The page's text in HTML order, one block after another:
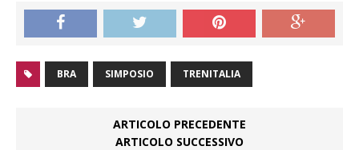
BRA SIMPOSIO TRENITALIA
ARTICOLO PRECEDENTE
ARTICOLO SUCCESSIVO